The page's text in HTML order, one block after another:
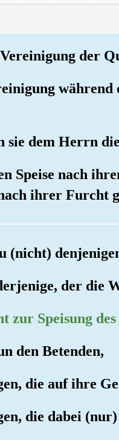
der
während
sie dem Herrn
Speise nach
ihrer Furcht
(nicht)
der die
zur Speisung
den Betenden,
die auf ihre
die dabei